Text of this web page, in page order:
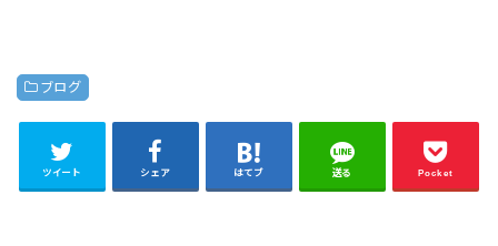
ブログ
ツイート シェア はてブ 送る Pocket